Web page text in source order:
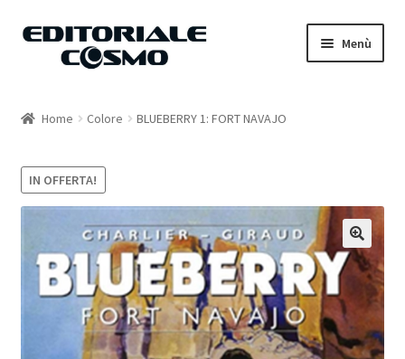
Vai
Vai
Menù
Carrello
Il mio account
Home Colore BLUEBERRY 1: FORT NAVAJO
IN OFFERTA!